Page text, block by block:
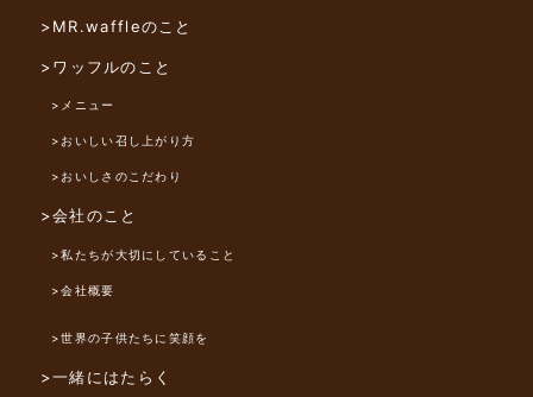
>MR.waffleのこと
>ワッフルのこと
>メニュー
>おいしい召し上がり方
>おいしさのこだわり
>会社のこと
>私たちが大切にしていること
>会社概要
>世界の子供たちに笑顔を
>一緒にはたらく